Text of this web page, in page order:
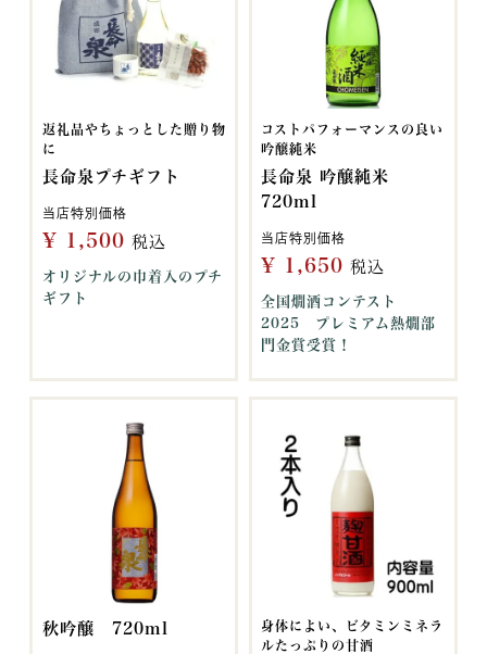
返礼品やちょっとした贈り物
に
長命泉プチギフト
当店特別価格
¥ 1,500 税込
オリジナルの巾着入のプチ
ギフト
コストパフォーマンスの良い
吟醸純米
長命泉 吟醸純米
720ml
当店特別価格
¥ 1,650 税込
全国燗酒コンテスト
2025 プレミアム熱燗部
門金賞受賞！
秋吟醸 720ml
身体によい、ビタミンミネラ
ルたっぷりの甘酒